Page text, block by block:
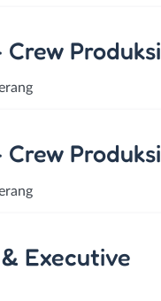
Produksi
Produksi
Executive